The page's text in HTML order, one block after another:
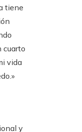
tiene
cuarto
vida
y